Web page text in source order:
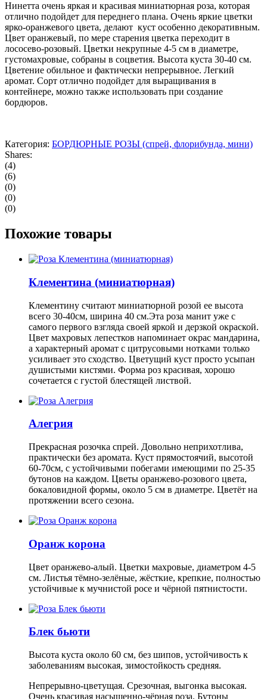
Нинетта очень яркая и красивая миниатюрная роза, которая
отлично подойдет для переднего плана. Очень яркие цветки
ярко-оранжевого цвета, делают куст особенно декоративным.
Цвет оранжевый, по мере старения цветка переходит в
лососево-розовый. Цветки некрупные 4-5 см в диаметре,
густомахровые, собраны в соцветия. Высота куста 30-40 см.
Цветение обильное и фактически непрерывное. Легкий
аромат. Сорт отлично подойдет для выращивания в
контейнере, можно также использовать при создание
бордюров.
Категория: БОРДЮРНЫЕ РОЗЫ (спрей, флорибунда, мини)
Shares:
(4)
(6)
(0)
(0)
(0)
Похожие товары
Клементина (миниатюрная)
Клементину считают миниатюрной розой ее высота
всего 30-40см, ширина 40 см.Эта роза манит уже с
самого первого взгляда своей яркой и дерзкой окраской.
Цвет махровых лепестков напоминает окрас мандарина,
а характерный аромат с цитрусовыми нотками только
усиливает это сходство. Цветущий куст просто усыпан
душистыми кистями. Форма роз красивая, хорошо
сочетается с густой блестящей листвой.
Алегрия
Прекрасная розочка спрей. Довольно неприхотлива,
практически без аромата. Куст прямостоячий, высотой
60-70см, с устойчивыми побегами имеющими по 25-35
бутонов на каждом. Цветы оранжево-розового цвета,
бокаловидной формы, около 5 см в диаметре. Цветёт на
протяжении всего сезона.
Оранж корона
Цвет оранжево-алый. Цветки махровые, диаметром 4-5
см. Листья тёмно-зелёные, жёсткие, крепкие, полностью
устойчивые к мучнистой росе и чёрной пятнистости.
Блек бьюти
Высота куста около 60 см, без шипов, устойчивость к
заболеваниям высокая, зимостойкость средняя.
Непрерывно-цветущая. Срезочная, выгонка высокая.
Очень красивая насыщенно-чёрная роза. Бутоны